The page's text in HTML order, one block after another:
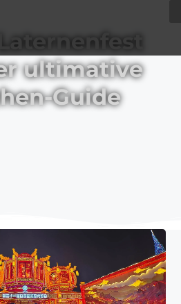
ultimative
Guide